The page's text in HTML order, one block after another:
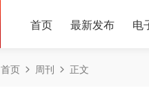
首页 最新发布 电
首页 周刊 正文